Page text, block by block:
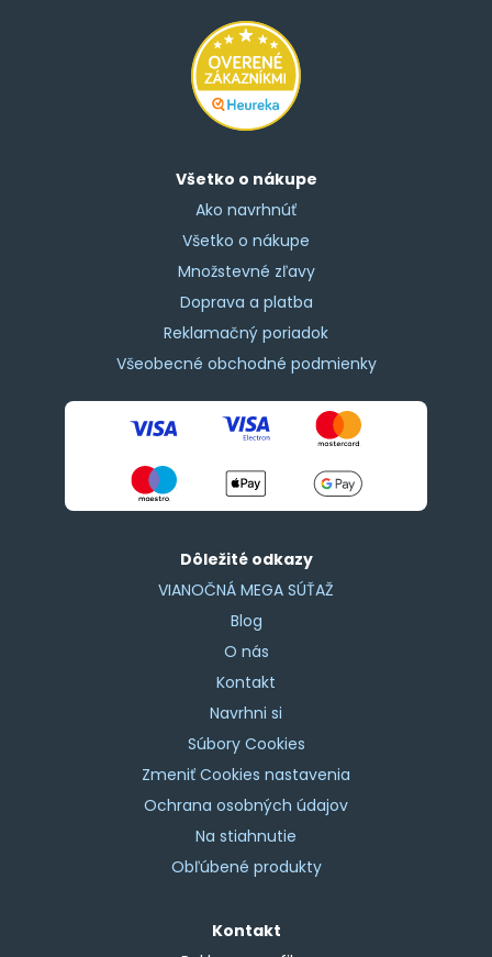
Všetko o nákupe
Ako navrhnúť
Všetko o nákupe
Množstevné zľavy
Doprava a platba
Reklamačný poriadok
Všeobecné obchodné podmienky
Dôležité odkazy
VIANOČNÁ MEGA SÚŤAŽ
Blog
O nás
Kontakt
Navrhni si
Súbory Cookies
Zmeniť Cookies nastavenia
Ochrana osobných údajov
Na stiahnutie
Obľúbené produkty
Kontakt